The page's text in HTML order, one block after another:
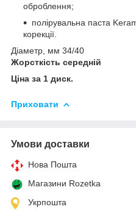
оброблення;
полірувальна паста
корекції.
Діаметр, мм 34/40
Жорсткість середній
Ціна за 1 диск.
Приховати
Умови доставки
Нова Пошта
Магазини Rozetka
Укрпошта